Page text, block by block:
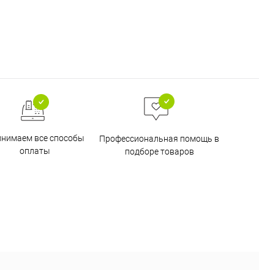
все способы
оплаты
Профессиональная помощь в
подборе товаров